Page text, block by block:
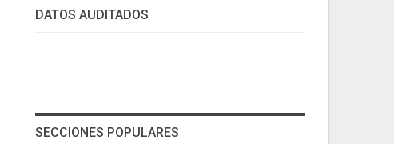
DATOS AUDITADOS
SECCIONES POPULARES